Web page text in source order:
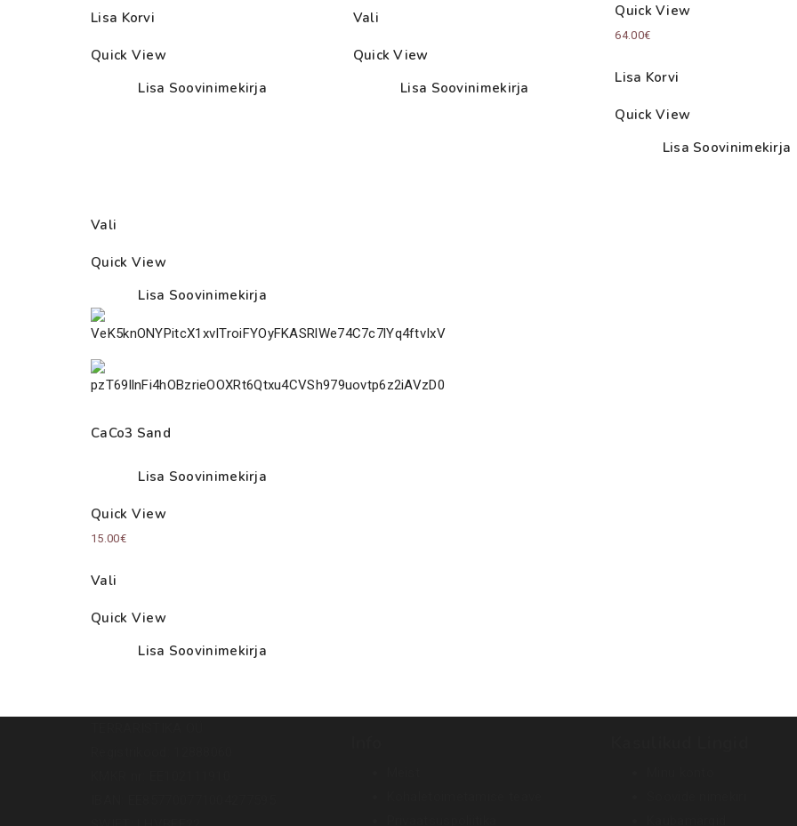
Lisa Korvi
Quick View
Lisa Soovinimekirja
Vali
Quick View
Lisa Soovinimekirja
Quick View
64.00€
Lisa Korvi
Quick View
Lisa Soovinimekirja
Vali
Quick View
Lisa Soovinimekirja
CaCo3 Sand
Lisa Soovinimekirja
Quick View
15.00€
Vali
Quick View
Lisa Soovinimekirja